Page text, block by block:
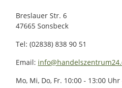
Breslauer Str. 6
47665 Sonsbeck
Tel: (02838) 838 90 51
Email:
Mo, Mi, Do, Fr. 10:00 - 13:00